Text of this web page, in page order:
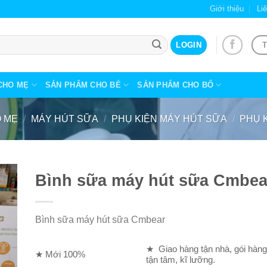
Giới thiệu
LOGIN
MẸ SẢN PHẨM CHO BÉ SẢN PHẨM CHO BỐ
MẸ / MÁY HÚT SỮA / PHỤ KIỆN MÁY HÚT SỮA / PHỤ
Bình sữa máy hút sữa
Bình sữa máy hút sữa Cmbear
★ Mới 100%
★ Giao hàng tận nhà, gói hàng
tận tâm, kĩ lưỡng.